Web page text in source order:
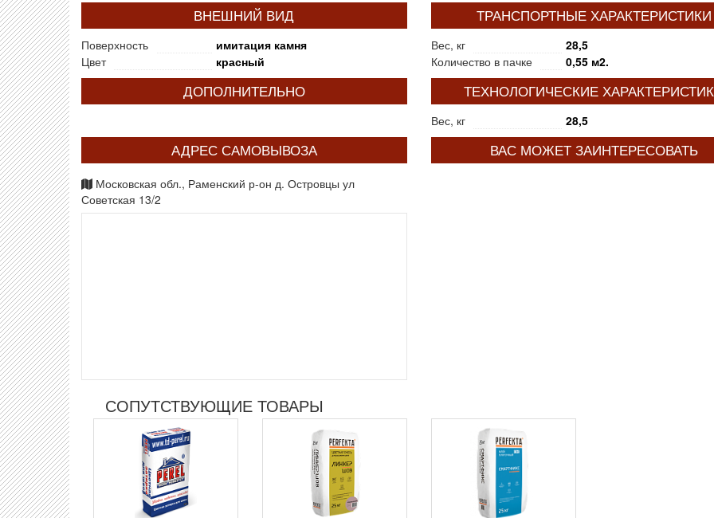
ВНЕШНИЙ ВИД
Поверхность
имитация камня
Цвет
красный
ТРАНСПОРТНЫЕ ХАРАКТЕРИСТИКИ
Вес, кг
28,5
Количество в пачке
0,55 м2.
ДОПОЛНИТЕЛЬНО ТЕХНОЛОГИЧЕСКИЕ
Вес, кг 28,5
АДРЕС САМОВЫВОЗА
Московская обл., Раменский р-он д. Островцы ул
Советская 13/2
ВАС МОЖЕТ ЗАИНТЕРЕСОВАТЬ
СОПУТСТВУЮЩИЕ ТОВАРЫ